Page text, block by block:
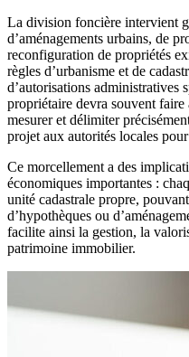
La division foncière intervient
d’aménagements urbains, de
reconfiguration de propriétés
règles d’urbanisme et de
d’autorisations administratives
propriétaire devra souvent
mesurer et délimiter
projet aux autorités locales
Ce morcellement a des
économiques importantes :
unité cadastrale propre,
d’hypothèques ou
facilite ainsi la gestion, la
patrimoine immobilier.